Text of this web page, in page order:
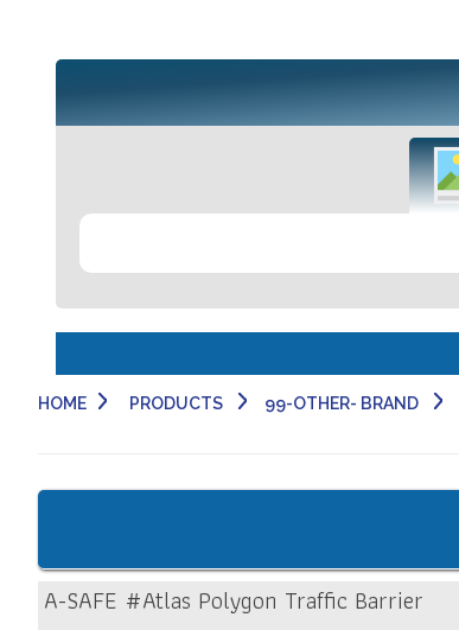
HOME PRODUCTS 99-OTHER- BRAND
A-SAFE #Atlas Polygon Traffic Barrier